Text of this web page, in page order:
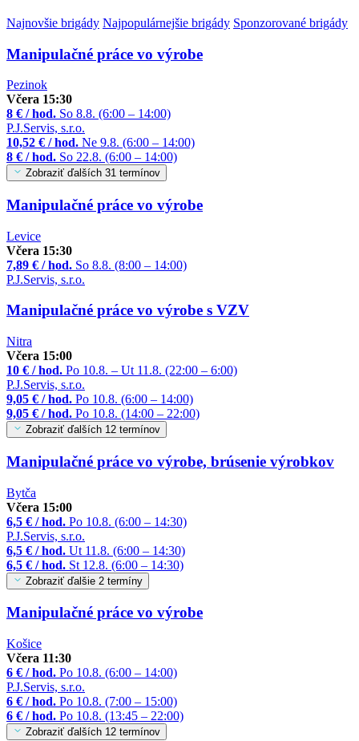
Najnovšie brigády Najpopulárnejšie brigády Sponzorované brigády
Manipulačné práce vo výrobe
Pezinok
Včera 15:30
8 € / hod. So 8.8. (6:00 – 14:00)
P.J.Servis, s.r.o.
10,52 € / hod. Ne 9.8. (6:00 – 14:00)
8 € / hod. So 22.8. (6:00 – 14:00)
Zobraziť ďalších 31 termínov
Manipulačné práce vo výrobe
Levice
Včera 15:30
7,89 € / hod. So 8.8. (8:00 – 14:00)
P.J.Servis, s.r.o.
Manipulačné práce vo výrobe s VZV
Nitra
Včera 15:00
10 € / hod. Po 10.8. – Ut 11.8. (22:00 – 6:00)
P.J.Servis, s.r.o.
9,05 € / hod. Po 10.8. (6:00 – 14:00)
9,05 € / hod. Po 10.8. (14:00 – 22:00)
Zobraziť ďalších 12 termínov
Manipulačné práce vo výrobe, brúsenie výrobkov
Bytča
Včera 15:00
6,5 € / hod. Po 10.8. (6:00 – 14:30)
P.J.Servis, s.r.o.
6,5 € / hod. Ut 11.8. (6:00 – 14:30)
6,5 € / hod. St 12.8. (6:00 – 14:30)
Zobraziť ďalšie 2 termíny
Manipulačné práce vo výrobe
Košice
Včera 11:30
6 € / hod. Po 10.8. (6:00 – 14:00)
P.J.Servis, s.r.o.
6 € / hod. Po 10.8. (7:00 – 15:00)
6 € / hod. Po 10.8. (13:45 – 22:00)
Zobraziť ďalších 12 termínov